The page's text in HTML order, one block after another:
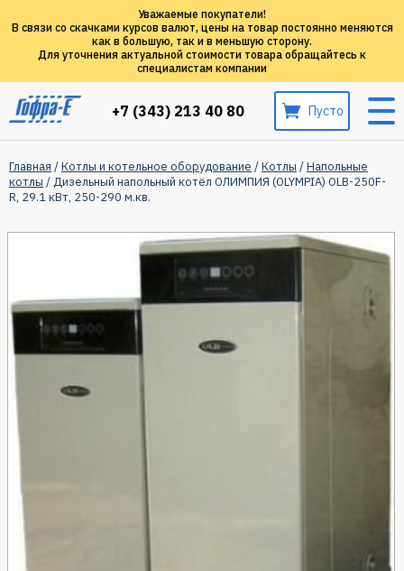
Уважаемые покупатели!
В связи со скачками курсов валют, цены на товар постоянно меняются
как в большую, так и в меньшую сторону.
Для уточнения актуальной стоимости товара обращайтесь к
специалистам компании
+7 (343) 213 40 80 Пусто
Главная /Котлы и котельное оборудование /Котлы /Напольные
котлы / Дизельный напольный котёл ОЛИМПИЯ (OLYMPIA) OLB-250F-
R, 29.1 кВт, 250-290 м.кв.